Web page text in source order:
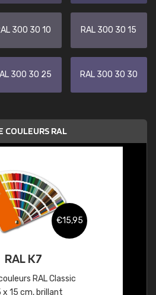
300 30 10 RAL 300 30 15
300 30 25 RAL 300 30 30
COULEURS RAL
€15,95
RAL K7
RAL Classic
x 15 cm, brillant